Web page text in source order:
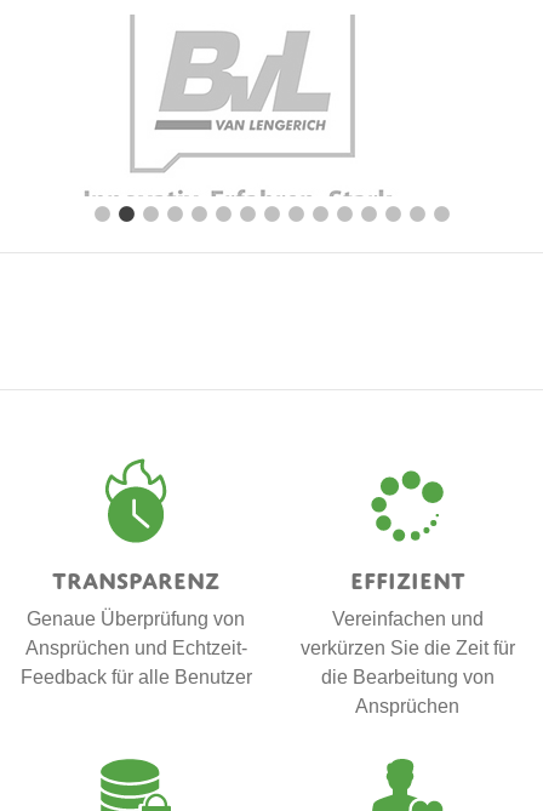
Transparenz
Genaue Überprüfung von
Ansprüchen und Echtzeit-
Feedback für alle Benutzer
Effizient
Vereinfachen und
verkürzen Sie die Zeit für
die Bearbeitung von
Ansprüchen